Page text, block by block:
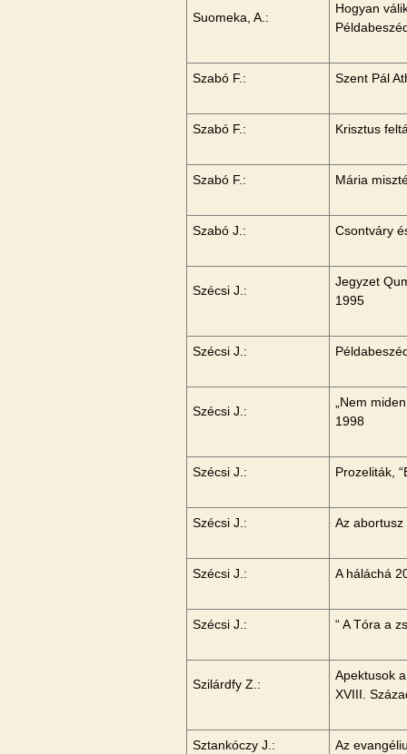
Suomeka, A.:
Hogyan
Szabó F.: Szent Pál
Szabó F.: Krisztus
Szabó F.: Mária
Szabó J.: Csontváry
Szécsi J.:
Jegyzet
1995
Szécsi J.:
Szécsi J.:
„Nem
1998
Szécsi J.: Prozeliták,
Szécsi J.: Az
Szécsi J.: A háláchá
Szécsi J.: “ A Tóra a
Szilárdfy Z.:
Apektusok
XVIII.
Sztankóczy J.: Az